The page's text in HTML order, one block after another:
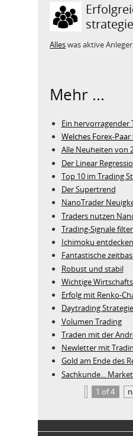
Alleswas aktive
Mehr ...
Ein
Welches Forex-
Alle Neuheiten von
Der Linear
Top 10 im Trading
Der Supertrend
NanoTrader
Traders nutzen
Trading-Signale
Ichimoku entdecken
Fantastische
Robust und stabil
Wichtige
Erfolg mit Renko-
Daytrading
Volumen Trading
Traden mit der
Newletter mit
Gold am Ende des
Sachkunde...
1 of 4